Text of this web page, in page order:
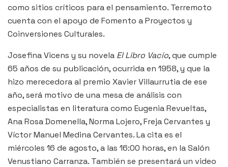
como sitios críticos para el pensamiento. Terremoto
cuenta con el apoyo de Fomento a Proyectos y
Coinversiones Culturales.
Josefina Vicens y su novela El Libro Vacío, que cumple
65 años de su publicación, ocurrida en 1958, y que la
hizo merecedora al premio Xavier Villaurrutia de ese
año, será motivo de una mesa de análisis con
especialistas en literatura como Eugenia Revueltas,
Ana Rosa Domenella, Norma Lojero, Freja Cervantes y
Víctor Manuel Medina Cervantes. La cita es el
miércoles 16 de agosto, a las 16:00 horas, en la Salón
Venustiano Carranza. También se presentará un video